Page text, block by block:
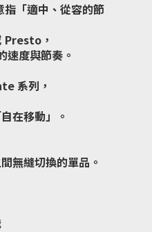
「適中、從容的節
Presto，
度與節奏。
系列，
在移動」。
無縫切換的單品。